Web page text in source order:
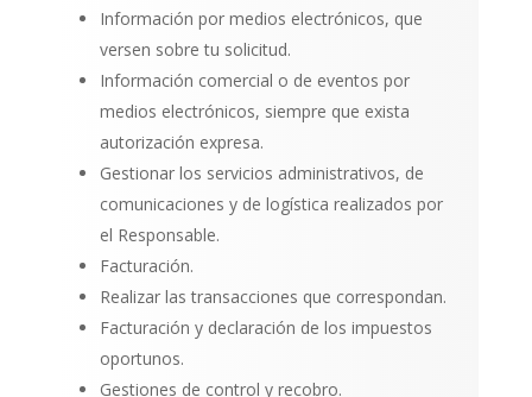
Información por medios electrónicos, que
versen sobre tu solicitud.
Información comercial o de eventos por
medios electrónicos, siempre que exista
autorización expresa.
Gestionar los servicios administrativos, de
comunicaciones y de logística realizados por
el Responsable.
Facturación.
Realizar las transacciones que correspondan.
Facturación y declaración de los impuestos
oportunos.
Gestiones de control y recobro.